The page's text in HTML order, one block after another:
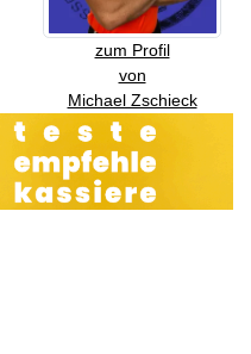
zum Profil
von
Michael Zschieck